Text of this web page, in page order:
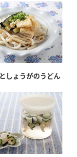
すしの素
ブ）
）
しょうがのうどん